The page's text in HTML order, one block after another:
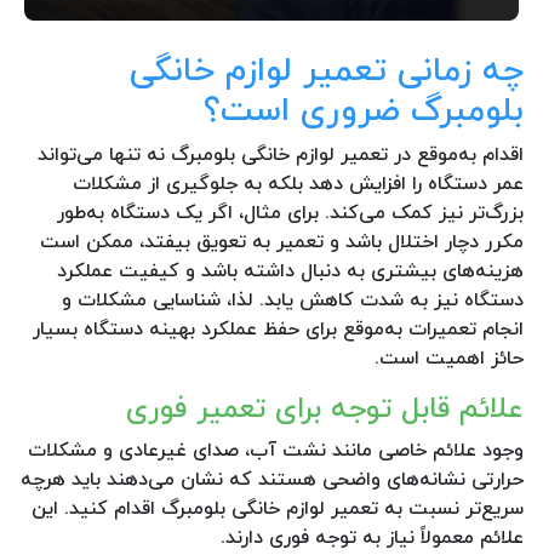
چه زمانی تعمیر لوازم خانگی
بلومبرگ ضروری است؟
اقدام به‌موقع در تعمیر لوازم خانگی بلومبرگ نه تنها می‌تواند
عمر دستگاه را افزایش دهد بلکه به جلوگیری از مشکلات
بزرگ‌تر نیز کمک می‌کند. برای مثال، اگر یک دستگاه به‌طور
مکرر دچار اختلال باشد و تعمیر به تعویق بیفتد، ممکن است
هزینه‌های بیشتری به دنبال داشته باشد و کیفیت عملکرد
دستگاه نیز به شدت کاهش یابد. لذا، شناسایی مشکلات و
انجام تعمیرات به‌موقع برای حفظ عملکرد بهینه دستگاه بسیار
حائز اهمیت است.
علائم قابل توجه برای تعمیر فوری
وجود علائم خاصی مانند نشت آب، صدای غیرعادی و مشکلات
حرارتی نشانه‌های واضحی هستند که نشان می‌دهند باید هرچه
سریع‌تر نسبت به تعمیر لوازم خانگی بلومبرگ اقدام کنید. این
علائم معمولاً نیاز به توجه فوری دارند.